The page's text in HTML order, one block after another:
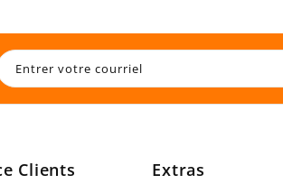
Clients Extras